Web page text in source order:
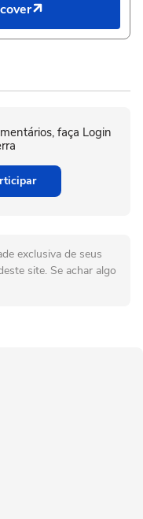
faça Login
exclusiva de seus
site. Se achar algo